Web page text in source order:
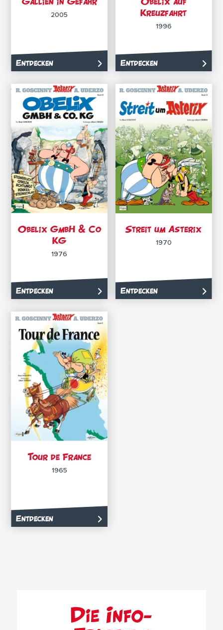
2005
Entdecken
Kreuzfahrt
1996
Entdecken
Obelix GmbH & Co
KG
1976
Entdecken
Streit um Asterix
1970
Entdecken
Tour de France
1965
Entdecken
Die Info-